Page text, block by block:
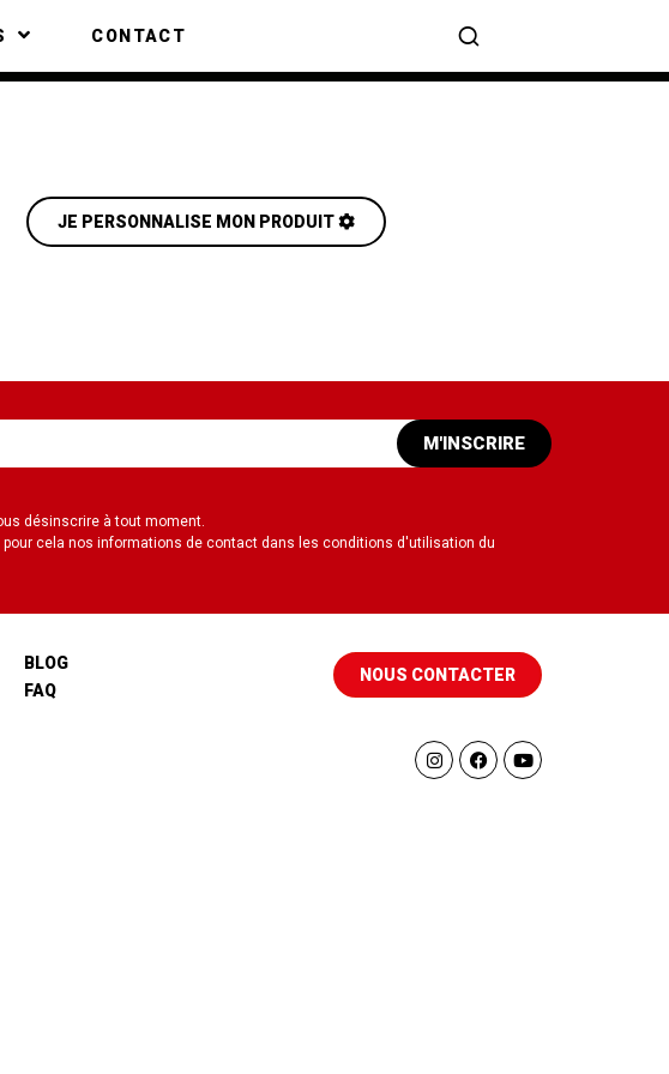
CONTACT
JE PERSONNALISE MON PRODUIT
M'INSCRIRE
désinscrire à tout moment.
pour cela nos informations de contact dans les conditions d'utilisation du
BLOG
FAQ
NOUS CONTACTER